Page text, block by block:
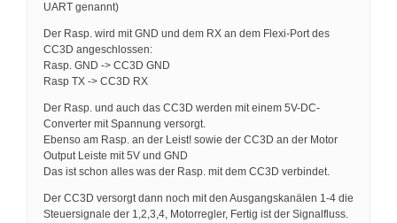
UART genannt)
Der Rasp. wird mit GND und dem RX an dem Flexi-Port des
CC3D angeschlossen:
Rasp. GND -> CC3D GND
Rasp TX -> CC3D RX
Der Rasp. und auch das CC3D werden mit einem 5V-DC-
Converter mit Spannung versorgt.
Ebenso am Rasp. an der Leist! sowie der CC3D an der Motor
Output Leiste mit 5V und GND
Das ist schon alles was der Rasp. mit dem CC3D verbindet.
Der CC3D versorgt dann noch mit den Ausgangskanälen 1-4 die
Steuersignale der 1,2,3,4, Motorregler, Fertig ist der Signalfluss.